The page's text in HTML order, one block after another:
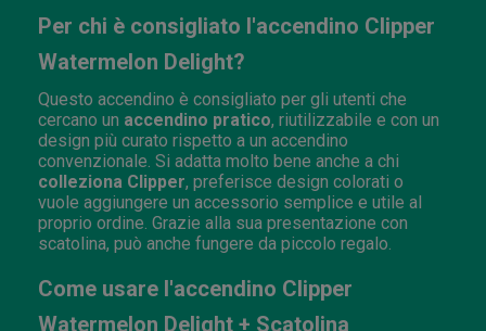
Per chi è consigliato l'accendino Clipper
Watermelon Delight?
Questo accendino è consigliato per gli utenti che
cercano un accendino pratico, riutilizzabile e con un
design più curato rispetto a un accendino
convenzionale. Si adatta molto bene anche a chi
colleziona Clipper, preferisce design colorati o
vuole aggiungere un accessorio semplice e utile al
proprio ordine. Grazie alla sua presentazione con
scatolina, può anche fungere da piccolo regalo.
Come usare l'accendino Clipper
Watermelon Delight + Scatolina